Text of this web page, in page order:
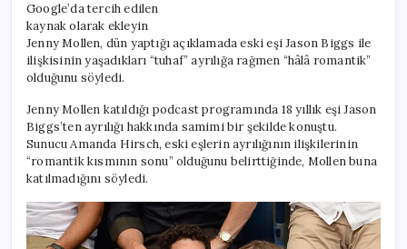
Google’da tercih edilen
kaynak olarak ekleyin
Jenny Mollen, dün yaptığı açıklamada eski eşi Jason Biggs ile
ilişkisinin yaşadıkları “tuhaf” ayrılığa rağmen “hâlâ romantik”
olduğunu söyledi.
Jenny Mollen katıldığı podcast programında 18 yıllık eşi Jason
Biggs’ten ayrılığı hakkında samimi bir şekilde konuştu.
Sunucu Amanda Hirsch, eski eşlerin ayrılığının ilişkilerinin
“romantik kısmının sonu” olduğunu belirttiğinde, Mollen buna
katılmadığını söyledi.